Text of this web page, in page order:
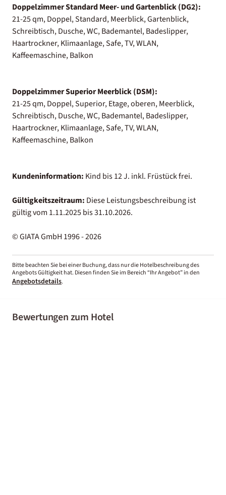
Doppelzimmer Standard Meer- und Gartenblick (DG2):
21-25 qm, Doppel, Standard, Meerblick, Gartenblick,
Schreibtisch, Dusche, WC, Bademantel, Badeslipper,
Haartrockner, Klimaanlage, Safe, TV, WLAN,
Kaffeemaschine, Balkon
Doppelzimmer Superior Meerblick (DSM):
21-25 qm, Doppel, Superior, Etage, oberen, Meerblick,
Schreibtisch, Dusche, WC, Bademantel, Badeslipper,
Haartrockner, Klimaanlage, Safe, TV, WLAN,
Kaffeemaschine, Balkon
Kundeninformation: Kind bis 12 J. inkl. Früstück frei.
Gültigkeitszeitraum: Diese Leistungsbeschreibung ist
gültig vom 1.11.2025 bis 31.10.2026.
© GIATA GmbH 1996 - 2026
Bitte beachten Sie bei einer Buchung, dass nur die Hotelbeschreibung des
Angebots Gültigkeit hat. Diesen finden Sie im Bereich “Ihr Angebot” in den
Angebotsdetails.
Bewertungen zum Hotel